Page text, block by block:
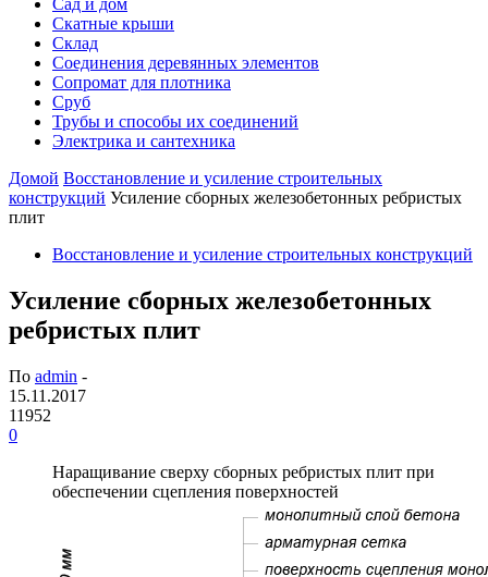
Сад и дом
Скатные крыши
Склад
Соединения деревянных элементов
Сопромат для плотника
Сруб
Трубы и способы их соединений
Электрика и сантехника
Домой Восстановление и усиление строительных
конструкций Усиление сборных железобетонных ребристых
плит
Восстановление и усиление строительных конструкций
Усиление сборных железобетонных
ребристых плит
По admin -
15.11.2017
11952
0
Наращивание сверху сборных ребристых плит при
обеспечении сцепления поверхностей